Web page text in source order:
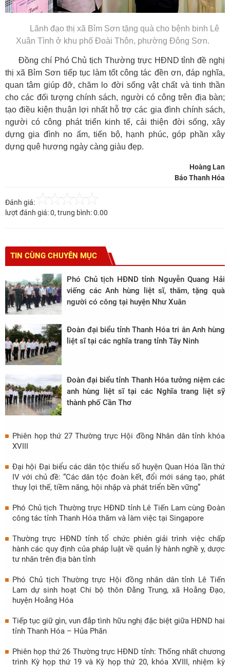
Lãnh đạo thị xã Bỉm Sơn tặng quà cho bệnh binh Lê
Xuân Tình ở khu phố Đoài Thôn, phường Đông Sơn.
Đồng chí Phó Chủ tịch Thường trực HĐND tỉnh đề nghị
thị xã Bỉm Sơn tiếp tục làm tốt công tác đền ơn, đáp nghĩa,
quan tâm giúp đỡ, chăm lo đời sống vật chất và tinh thần
cho các đối tượng chính sách, người có công trên địa bàn;
tạo điều kiện thuận lợi nhất hỗ trợ các gia đình chính sách,
người có công phát triển kinh tế, cải thiện đời sống, xây
dựng gia đình no ấm, tiến bộ, hạnh phúc, góp phần xây
dựng quê hương ngày càng giàu đẹp.
Hoàng Lan
Báo Thanh Hóa
Đánh giá:
lượt đánh giá:0, trung bình:0.00
TIN CÙNG CHUYÊN MỤC
Phó Chủ tịch HĐND tỉnh Nguyễn Quang Hải
viếng các Anh hùng liệt sĩ, thăm, tặng quà
người có công tại huyện Như Xuân
Đoàn đại biểu tỉnh Thanh Hóa tri ân Anh hùng
liệt sĩ tại các nghĩa trang tỉnh Tây Ninh
Đoàn đại biểu tỉnh Thanh Hóa tưởng niệm các
anh hùng liệt sĩ tại các Nghĩa trang liệt sỹ
thành phố Cần Thơ
Phiên họp thứ 27 Thường trực Hội đồng Nhân dân tỉnh khóa
XVIII
Đại hội Đại biểu các dân tộc thiểu số huyện Quan Hóa lần thứ
IV với chủ đề: “Các dân tộc đoàn kết, đổi mới sáng tạo, phát
thuy lợi thế, tiềm năng, hội nhập và phát triển bền vững”
Phó Chủ tịch Thường trực HĐND tỉnh Lê Tiến Lam cùng Đoàn
công tác tỉnh Thanh Hóa thăm và làm việc tại Singapore
Thường trực HĐND tỉnh tổ chức phiên giải trình việc chấp
hành các quy định của pháp luật về quản lý hành nghề y, dược
tư nhân trên địa bàn tỉnh
Phó Chủ tịch Thường trực Hội đồng nhân dân tỉnh Lê Tiến
Lam dự sinh hoạt Chi bộ thôn Đằng Trung, xã Hoằng Đạo,
huyện Hoằng Hóa
Tiếp tục giữ gìn, vun đắp tình hữu nghị đặc biệt giữa HĐND hai
tỉnh Thanh Hóa – Hủa Phăn
Phiên họp thứ 26 Thường trực HĐND tỉnh: Thống nhất chương
trình Kỳ họp thứ 19 và Kỳ họp thứ 20, khóa XVIII, nhiệm kỳ